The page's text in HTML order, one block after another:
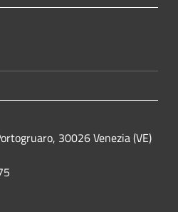
30026 Venezia (VE)